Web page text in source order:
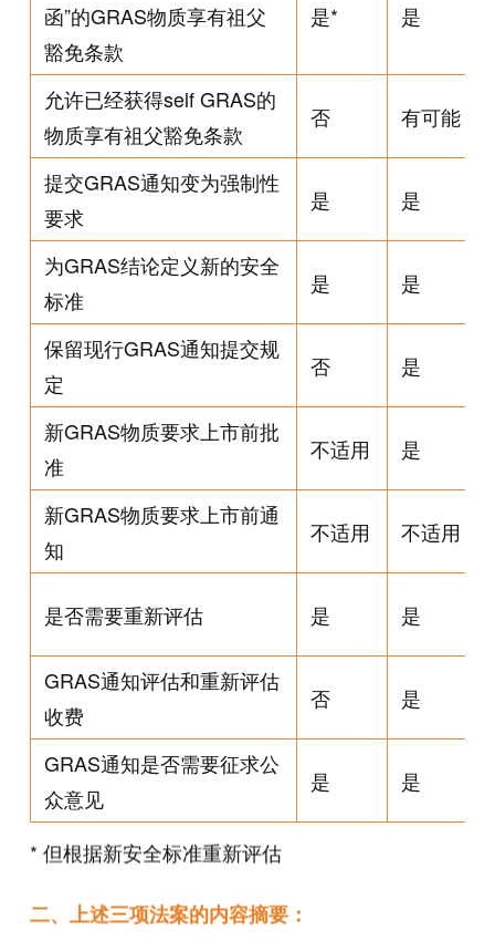
函”的GRAS物质享有祖父
豁免条款
是* 是
允许已经获得self GRAS的
物质享有祖父豁免条款
否 有可能
提交GRAS通知变为强制性
要求
是 是
为GRAS结论定义新的安全
标准
是 是
保留现行GRAS通知提交规
定
否 是
新GRAS物质要求上市前批
准
不适用 是
新GRAS物质要求上市前通
知
不适用 不适用
是否需要重新评估 是 是
GRAS通知评估和重新评估
收费
否 是
GRAS通知是否需要征求公
众意见
是 是
* 但根据新安全标准重新评估
二、上述三项法案的内容摘要：